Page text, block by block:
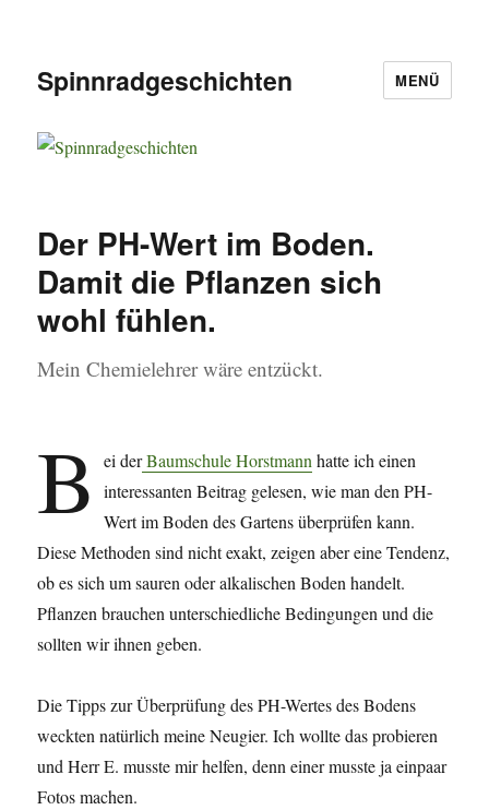
Spinnradgeschichten MENÜ
Der PH-Wert im Boden.
Damit die Pflanzen sich
wohl fühlen.
Mein Chemielehrer wäre entzückt.
B ei derBaumschule Horstmannhatte ich einen
interessanten Beitrag gelesen, wie man den PH-
Wert im Boden des Gartens überprüfen kann.
Diese Methoden sind nicht exakt, zeigen aber eine Tendenz,
ob es sich um sauren oder alkalischen Boden handelt.
Pflanzen brauchen unterschiedliche Bedingungen und die
sollten wir ihnen geben.
Die Tipps zur Überprüfung des PH-Wertes des Bodens
weckten natürlich meine Neugier. Ich wollte das probieren
und Herr E. musste mir helfen, denn einer musste ja einpaar
Fotos machen.